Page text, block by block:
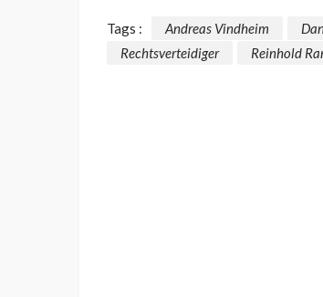
Tags : Andreas Vindheim
Rechtsverteidiger
Reinhold